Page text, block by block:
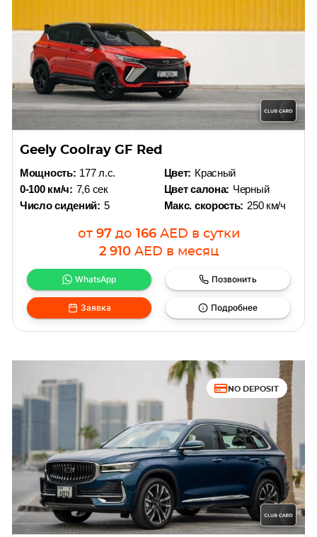
Geely Coolray GF Red
Мощность: 177 л.с.
0-100 км/ч: 7,6 сек
Число сидений: 5
Цвет: Красный
Цвет салона: Черный
Макс. скорость: 250 км/ч
от 97 до 166 AED в сутки
2 910 AED в месяц
WhatsApp Позвонить
Заявка Подробнее
NO DEPOSIT